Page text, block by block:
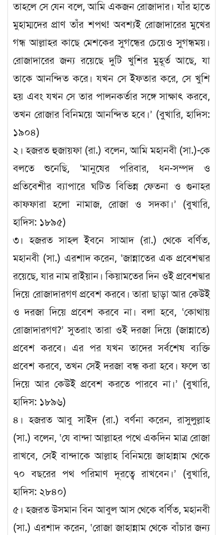
তাহলে সে যেন বলে, আমি একজন রোজাদার। যাঁর হাতে
মুহাম্মদের প্রাণ তাঁর শপথ! অবশ্যই রোজাদারের মুখের
গন্ধ আল্লাহর কাছে মেশকের সুগন্ধের চেয়েও সুগন্ধময়।
রোজাদারের জন্য রয়েছে দুটি খুশির মুহূর্ত আছে, যা
তাকে আনন্দিত করে। যখন সে ইফতার করে, সে খুশি
হয় এবং যখন সে তার পালনকর্তার সঙ্গে সাক্ষাৎ করবে,
তখন রোজার বিনিময়ে আনন্দিত হবে।’ (বুখারি, হাদিস:
১৯০৪)
২। হজরত হুজায়ফা (রা.) বলেন, আমি মহানবী (সা.)-কে
বলতে শুনেছি, ‘মানুষের পরিবার, ধন-সম্পদ ও
প্রতিবেশীর ব্যাপারে ঘটিত বিভিন্ন ফেতনা ও গুনাহর
কাফফারা হলো নামাজ, রোজা ও সদকা।’ (বুখারি,
হাদিস: ১৮৯৫)
৩। হজরত সাহল ইবনে সাআদ (রা.) থেকে বর্ণিত,
মহানবী (সা.) এরশাদ করেন, ‘জান্নাতের এক প্রবেশদ্বার
রয়েছে, যার নাম রাইয়ান। কিয়ামতের দিন ওই প্রবেশদ্বার
দিয়ে রোজাদারগণ প্রবেশ করবে। তারা ছাড়া আর কেউই
ও দরজা দিয়ে প্রবেশ করবে না। বলা হবে, ‘কোথায়
রোজাদারগণ?’ সুতরাং তারা ওই দরজা দিয়ে (জান্নাতে)
প্রবেশ করবে। এর পর যখন তাদের সর্বশেষ ব্যক্তি
প্রবেশ করবে, তখন সেই দরজা বন্ধ করা হবে। ফলে তা
দিয়ে আর কেউই প্রবেশ করতে পারবে না।’ (বুখারি,
হাদিস: ১৮৯৬)
৪। হজরত আবু সাইদ (রা.) বর্ণনা করেন, রাসুলুল্লাহ
(সা.) বলেন, ‘যে বান্দা আল্লাহর পথে একদিন মাত্র রোজা
রাখবে, সেই বান্দাকে আল্লাহ বিনিময়ে জাহান্নাম থেকে
৭০ বছরের পথ পরিমাণ দূরত্বে রাখবেন।’ (বুখারি,
হাদিস: ২৮৪০)
৫। হজরত উসমান বিন আবুল আস থেকে বর্ণিত, মহানবী
(সা.) এরশাদ করেন, ‘রোজা জাহান্নাম থেকে বাঁচার জন্য